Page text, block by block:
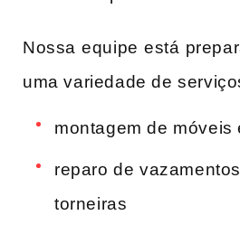
Nossa⁣ equipe⁢ está
uma variedade de
montagem​ de móveis
reparo de
torneiras